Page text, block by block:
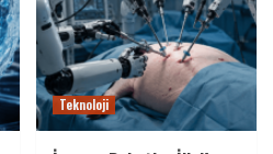
Teknoloji